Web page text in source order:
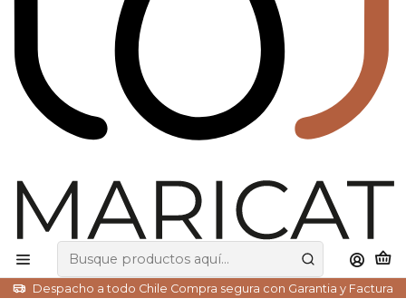
Despacho a todo Chile Compra segura con Garantia y Factura